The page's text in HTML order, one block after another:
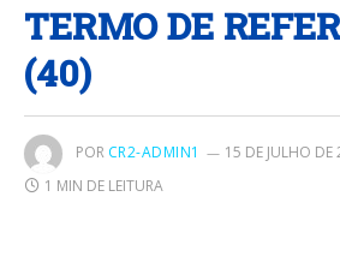
TERMO DE
(40)
POR CR2-ADMIN1
15 DE JULHO DE
1 MIN DE LEITURA